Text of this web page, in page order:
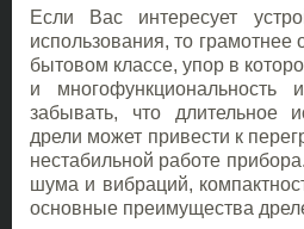
Если Вас интересует
использования, то грамотнее
бытовом классе, упор в
и многофункциональность
забывать, что длительное
дрели может привести к
нестабильной работе
шума и вибраций,
основные преимущества